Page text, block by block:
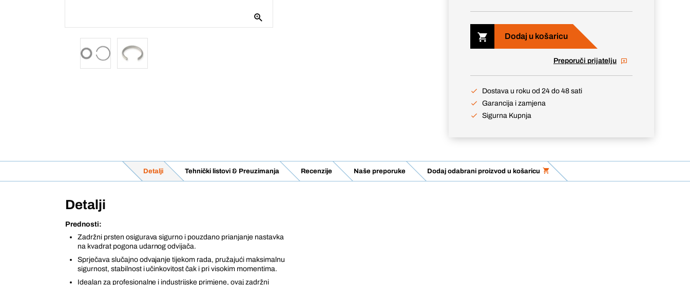
Dodaj u košaricu
Preporuči prijatelju
Dostava u roku od 24 do 48 sati
Garancija i zamjena
Sigurna Kupnja
Detalji Tehnički listovi & Preuzimanja Recenzije Naše preporuke Dodaj odabrani proizvod u košaricu
Detalji
Prednosti:
Zadržni prsten osigurava sigurno i pouzdano prianjanje nastavka
na kvadrat pogona udarnog odvijača.
Sprječava slučajno odvajanje tijekom rada, pružajući maksimalnu
sigurnost, stabilnost i učinkovitost čak i pri visokim momentima.
Idealan za profesionalne i industrijske primjene, ovaj zadržni